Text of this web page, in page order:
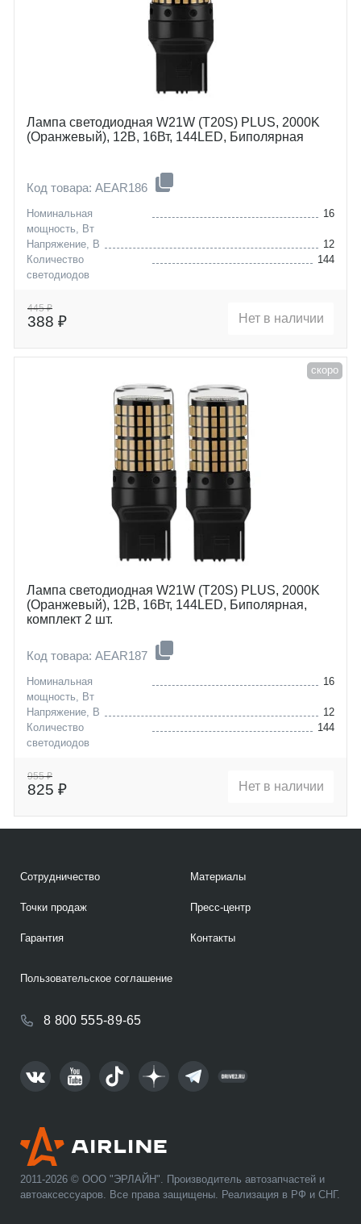
Лампа светодиодная W21W (T20S) PLUS, 2000K
(Оранжевый), 12В, 16Вт, 144LED, Биполярная
Код товара: AEAR186
Номинальная
мощность, Вт
16
Напряжение, В
12
Количество
светодиодов
144
445 ₽
388 ₽ Нет в наличии
скоро
Лампа светодиодная W21W (T20S) PLUS, 2000K
(Оранжевый), 12В, 16Вт, 144LED, Биполярная,
комплект 2 шт.
Код товара: AEAR187
Номинальная
мощность, Вт
16
Напряжение, В
12
Количество
светодиодов
144
955 ₽
825 ₽ Нет в наличии
2011-2026 © ООО "ЭРЛАЙН". Производитель автозапчастей и
автоаксессуаров. Все права защищены. Реализация в РФ и СНГ.
Сотрудничество
Точки продаж
Гарантия
Материалы
Пресс-центр
Контакты
8 800 555-89-65
Пользовательское соглашение